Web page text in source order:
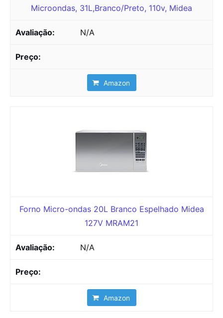
Microondas, 31L,Branco/Preto, 110v, Midea
N/A
Amazon
Forno Micro-ondas 20L Branco Espelhado Midea
127V MRAM21
N/A
Amazon